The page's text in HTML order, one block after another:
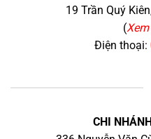
19 Trần Quý
(
Điện thoại:
CHI